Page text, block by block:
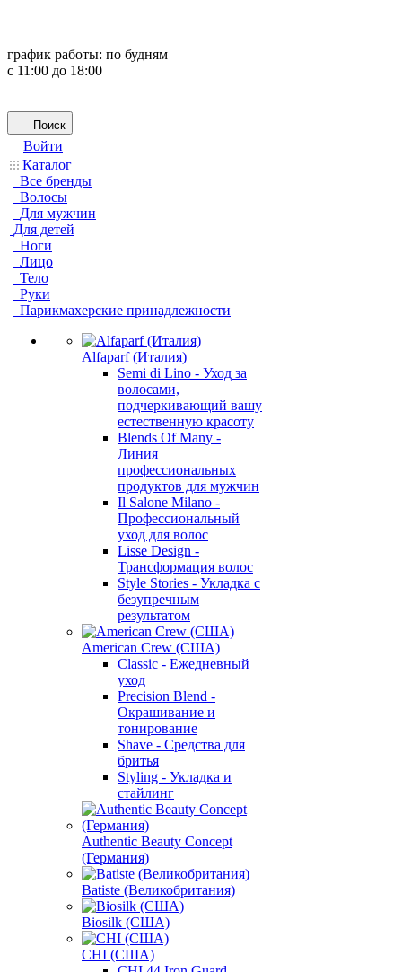
график работы: по будням
с 11:00 до 18:00
Поиск
Войти
Каталог
Все бренды
Волосы
Для мужчин
Для детей
Ноги
Лицо
Тело
Руки
Парикмахерские принадлежности
Alfaparf (Италия)
Semi di Lino - Уход за
волосами,
подчеркивающий вашу
естественную красоту
Blends Of Many -
Линия
профессиональных
продуктов для мужчин
Il Salone Milano -
Профессиональный
уход для волос
Lisse Design -
Трансформация волос
Style Stories - Укладка с
безупречным
результатом
American Crew (США)
Classic - Ежедневный
уход
Precision Blend -
Окрашивание и
тонирование
Shave - Средства для
бритья
Styling - Укладка и
стайлинг
Authentic Beauty Concept
(Германия)
Batiste (Великобритания)
Biosilk (США)
CHI (США)